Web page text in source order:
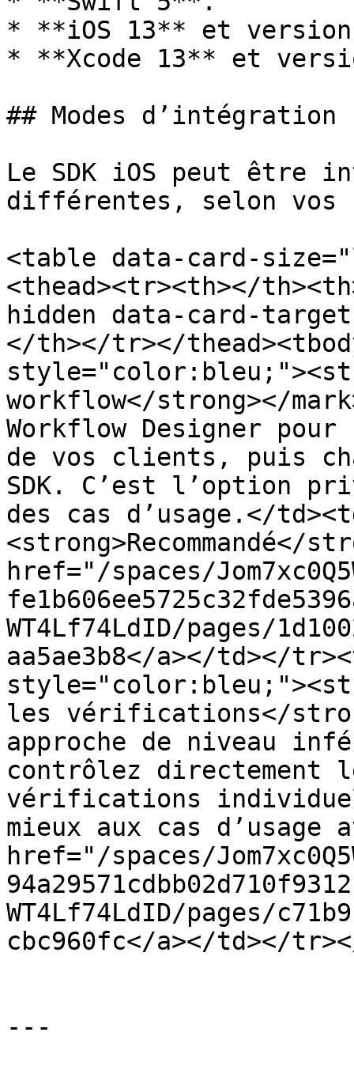
* **iOS 13** et
* **Xcode 13** et
## Modes d’intégration
Le SDK iOS peut être
différentes, selon vos
<table data-card-
<thead><tr><th></
hidden data-card-
</th></tr></
workflow</strong></
Workflow Designer
de vos clients, puis
SDK. C’est l’option
des cas d’usage.</
<strong>Recommandé</
href="/spaces/
WT4Lf74LdID/pages/
aa5ae3b8</a></td></
les vérifications</
approche de niveau
contrôlez directement
vérifications
mieux aux cas d’usage
href="/spaces/
WT4Lf74LdID/pages/
cbc960fc</a></td></
---